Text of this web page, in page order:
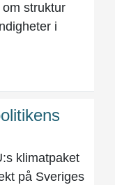
struktur
i
klimatpaket
på Sveriges